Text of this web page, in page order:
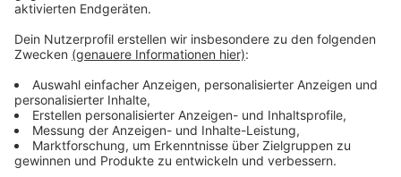
Anzeige
Kann ich während oder nach einer Corona-
Infektion Sport treiben?
Anzeige